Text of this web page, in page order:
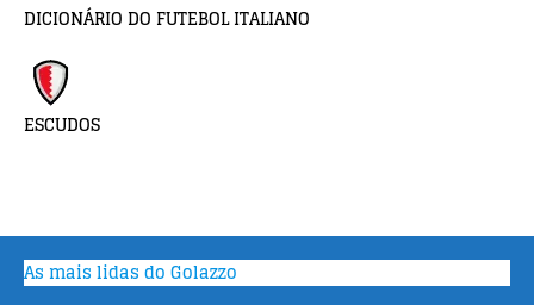
DICIONÁRIO DO FUTEBOL ITALIANO
ESCUDOS
As mais lidas do Golazzo